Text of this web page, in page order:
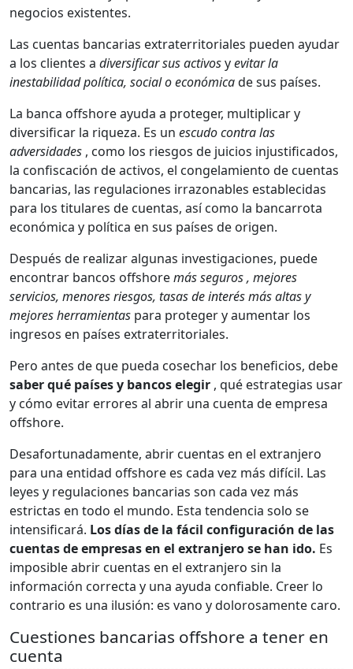
negocios existentes.
Las cuentas bancarias extraterritoriales pueden ayudar
a los clientes a diversificar sus activosyevitar la
inestabilidad política, social o económicade sus países.
La banca offshore ayuda a proteger, multiplicar y
diversificar la riqueza. Es un escudo contra las
adversidades , como los riesgos de juicios injustificados,
la confiscación de activos, el congelamiento de cuentas
bancarias, las regulaciones irrazonables establecidas
para los titulares de cuentas, así como la bancarrota
económica y política en sus países de origen.
Después de realizar algunas investigaciones, puede
encontrar bancos offshoremás seguros , mejores
servicios, menores riesgos, tasas de interés más altas y
mejores herramientas para proteger y aumentar los
ingresos en países extraterritoriales.
Pero antes de que pueda cosechar los beneficios, debe
saber qué países y bancos elegir , qué estrategias usar
y cómo evitar errores al abrir una cuenta de empresa
offshore.
Desafortunadamente, abrir cuentas en el extranjero
para una entidad offshore es cada vez más difícil. Las
leyes y regulaciones bancarias son cada vez más
estrictas en todo el mundo. Esta tendencia solo se
intensificará. Los días de la fácil configuración de las
cuentas de empresas en el extranjero se han ido. Es
imposible abrir cuentas en el extranjero sin la
información correcta y una ayuda confiable. Creer lo
contrario es una ilusión: es vano y dolorosamente caro.
Cuestiones bancarias offshore a tener en
cuenta